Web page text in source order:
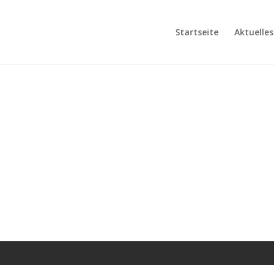
Startseite Aktuelles